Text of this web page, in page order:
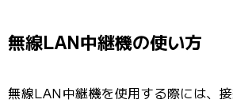
無線LAN中継機の使い方
無線LAN中継機を使用する際には、